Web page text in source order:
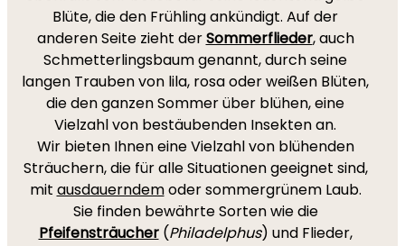
Blüte, die den Frühling ankündigt. Auf der
anderen Seite zieht derSommerflieder, auch
Schmetterlingsbaum genannt, durch seine
langen Trauben von lila, rosa oder weißen Blüten,
die den ganzen Sommer über blühen, eine
Vielzahl von bestäubenden Insekten an.
Wir bieten Ihnen eine Vielzahl von blühenden
Sträuchern, die für alle Situationen geeignet sind,
mit ausdauerndemoder sommergrünem Laub.
Sie finden bewährte Sorten wie die
Pfeifensträucher(Philadelphus) und Flieder,